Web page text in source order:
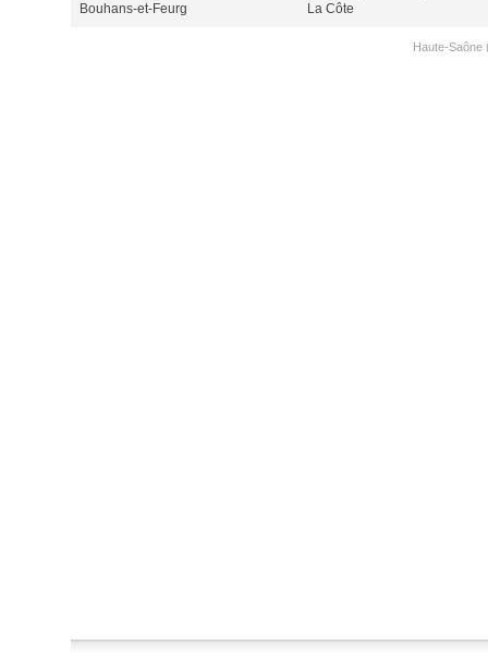
Bouhans-et-Feurg
La Côte
Haute-Saône